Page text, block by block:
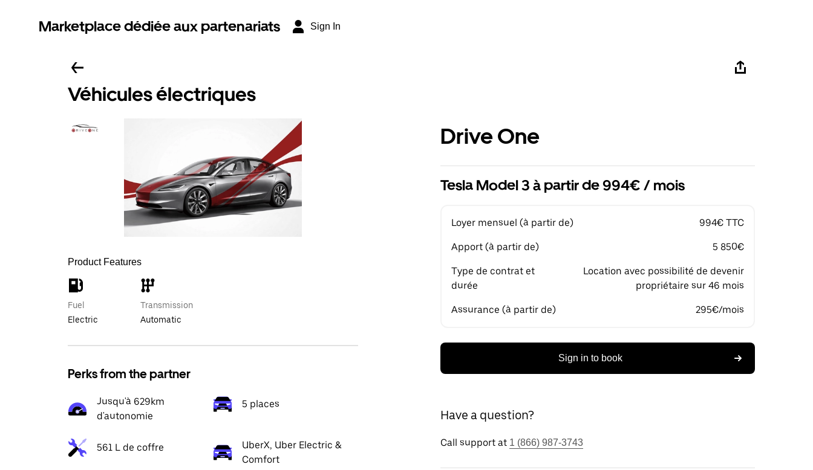
Marketplace dédiée aux partenariats Sign In
Véhicules électriques
Product Features
Fuel
Electric
Transmission
Automatic
Perks from the partner
Jusqu'à 629km
d'autonomie
5 places
561 L de coffre
UberX, Uber Electric &
Comfort
Drive One
Tesla Model 3 à partir de 994€ / mois
Loyer mensuel (à partir de) 994€ TTC
Apport (à partir de) 5 850€
Type de contrat et
durée
Location avec possibilité de devenir
propriétaire sur 46 mois
Assurance (à partir de) 295€/mois
Sign in to book
Have a question?
Call support at 1 (866) 987-3743